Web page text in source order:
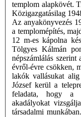
templom alapkövét.
Közigazgatásilag
Az anyakönyvezés
a templomépítés,
12 m-es kápolna
Tölgyes Kálmán
népszámlálás
évről-évre csökken,
lakók vallásukat
József kerül a
feladata, hogy a
akadályokat
társadalmi